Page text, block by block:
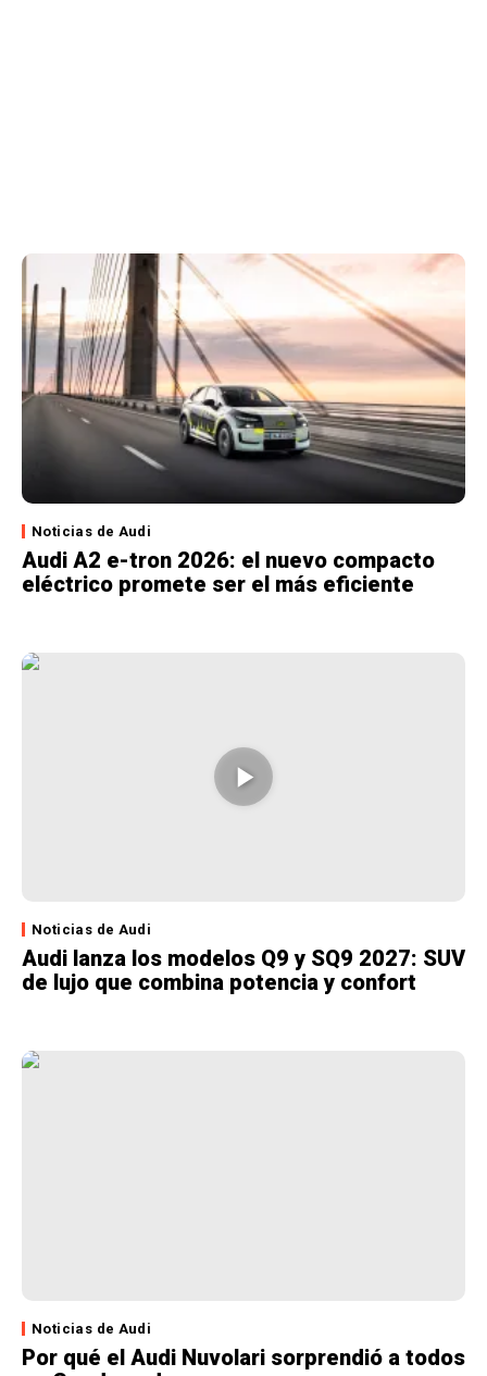
Noticias de Audi
Audi A2 e-tron 2026: el nuevo compacto
eléctrico promete ser el más eficiente
Noticias de Audi
Audi lanza los modelos Q9 y SQ9 2027: SUV
de lujo que combina potencia y confort
Noticias de Audi
Por qué el Audi Nuvolari sorprendió a todos